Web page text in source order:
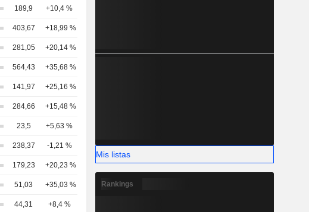
189,9 +10,4 %
403,67 +18,99 %
281,05 +20,14 %
564,43 +35,68 %
141,97 +25,16 %
284,66 +15,48 %
23,5 +5,63 %
238,37 -1,21 % 31
179,23 +20,23 % 30
51,03 +35,03 %
44,31 +8,4 %
Mis listas
Rankings